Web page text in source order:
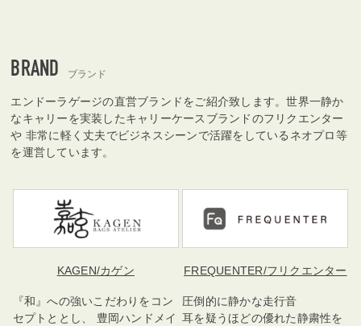
BRAND ブランド
エンドーラゲージの直営ブランドをご紹介致します。世界一静か
なキャリーを実装したキャリーケースブランドのフリクエンター
や 非常に軽く丈夫でビジネスシーンで活躍をしているネオプロ等
を運営しています。
KAGEN/カゲン
『和』への強いこだわりをコン
セプトととし、 豊岡ハンドメイ
FREQUENTER/フリクエンター
圧倒的に静かな走行音
耳を疑うほどの優れた静粛性を